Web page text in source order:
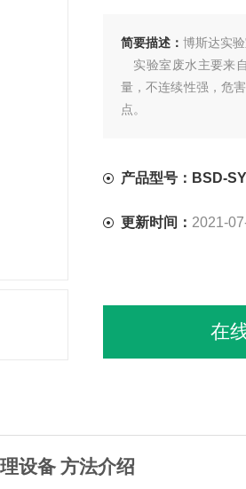
简要描述： 博斯达实
实验室废水主要来
量，不连续性强，危
点。
产品型号：BSD-
更新时间： 2021-
在
设备 方法介绍